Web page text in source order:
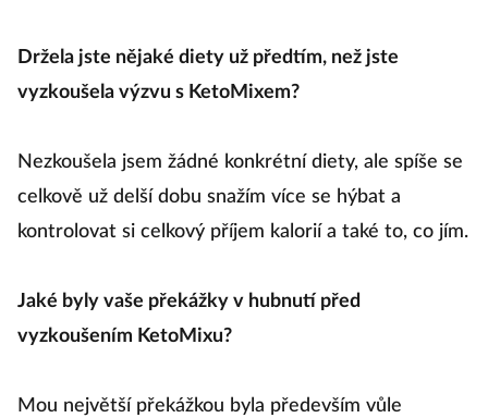
Držela jste nějaké diety už předtím, než jste
vyzkoušela výzvu s KetoMixem?
Nezkoušela jsem žádné konkrétní diety, ale spíše se
celkově už delší dobu snažím více se hýbat a
kontrolovat si celkový příjem kalorií a také to, co jím.
Jaké byly vaše překážky v hubnutí před
vyzkoušením KetoMixu?
Mou největší překážkou byla především vůle